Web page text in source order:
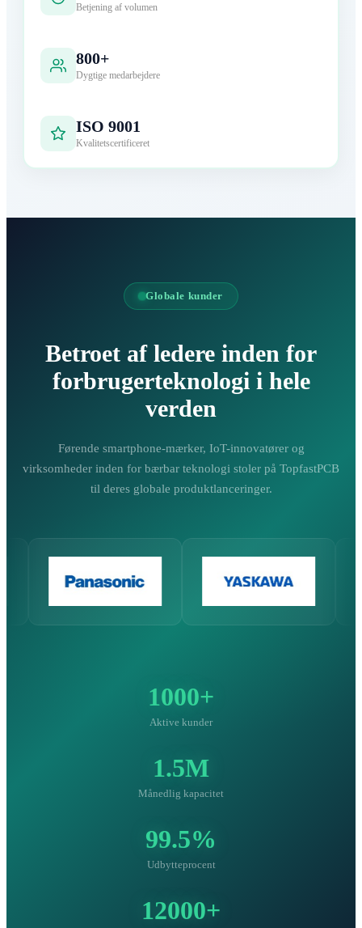
Betjening af volumen
800+
Dygtige medarbejdere
ISO 9001
Kvalitetscertificeret
Globale kunder
Betroet af ledere inden for
forbrugerteknologi i hele
verden
Førende smartphone-mærker, IoT-innovatører og
virksomheder inden for bærbar teknologi stoler på TopfastPCB
til deres globale produktlanceringer.
1000+
Aktive kunder
1.5M
Månedlig kapacitet
99.5%
Udbytteprocent
12000+